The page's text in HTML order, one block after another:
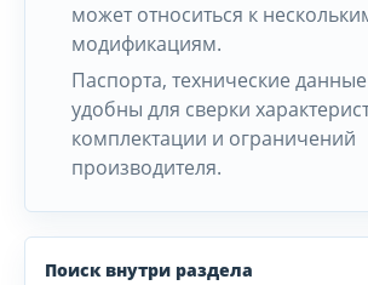
может относиться к
модификациям.
Паспорта, технические
удобны для сверки
комплектации и ограничений
производителя.
Поиск внутри раздела